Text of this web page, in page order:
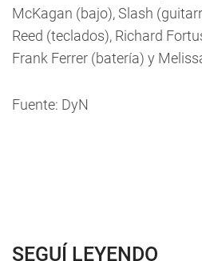
McKagan (bajo), Slash
Reed (teclados), Richard
Frank Ferrer (batería) y
Fuente: DyN
SEGUÍ LEYENDO